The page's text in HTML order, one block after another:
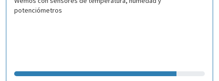
potenciómetros